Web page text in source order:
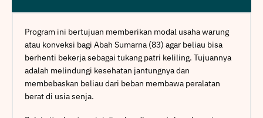
Program ini bertujuan memberikan modal usaha warung
atau konveksi bagi Abah Sumarna (83) agar beliau bisa
berhenti bekerja sebagai tukang patri keliling. Tujuannya
adalah melindungi kesehatan jantungnya dan
membebaskan beliau dari beban membawa peralatan
berat di usia senja.